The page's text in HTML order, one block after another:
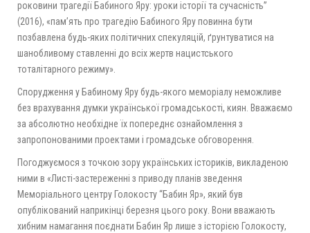
роковини трагедії Бабиного Яру: уроки історії та сучасність”
(2016), «пам’ять про трагедію Бабиного Яру повинна бути
позбавлена будь-яких політичних спекуляцій, ґрунтуватися на
шанобливому ставленні до всіх жертв нацистського
тоталітарного режиму».
Спорудження у Бабиному Яру будь-якого меморіалу неможливе
без врахування думки української громадськості, киян. Вважаємо
за абсолютно необхідне їх попереднє ознайомлення з
запропонованими проектами і громадське обговорення.
Погоджуємося з точкою зору українських істориків, викладеною
ними в «Листі-застереженні з приводу планів зведення
Меморіального центру Голокосту “Бабин Яр», який був
опублікований наприкінці березня цього року. Вони вважають
хибним намагання поєднати Бабин Яр лише з історією Голокосту,